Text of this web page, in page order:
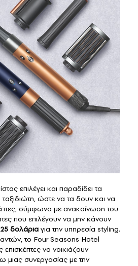
επιλέγει και παραδίδει τα
ώστε να τα δουν και να
σύμφωνα με ανακοίνωση του
που επιλέγουν να μην κάνουν
25 δολάρια για την υπηρεσία styling.
το Four Seasons Hotel
επισκέπτες να νοικιάζουν
μιας συνεργασίας με την